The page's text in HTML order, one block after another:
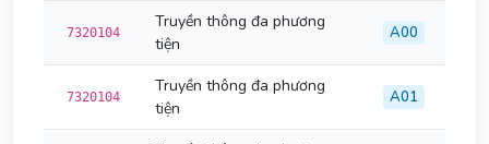
7320104
Truyền thông đa phương
tiện
A00
7320104
Truyền thông đa phương
tiện
A01